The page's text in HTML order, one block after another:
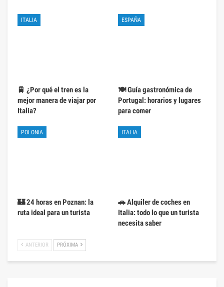
ITALIA
🚆 ¿Por qué el tren es la
mejor manera de viajar por
Italia?
ESPAÑA
🍽️ Guía gastronómica de
Portugal: horarios y lugares
para comer
POLONIA
🏰 24 horas en Poznan: la
ruta ideal para un turista
ITALIA
🚗 Alquiler de coches en
Italia: todo lo que un turista
necesita saber
ANTERIOR PRÓXIMA